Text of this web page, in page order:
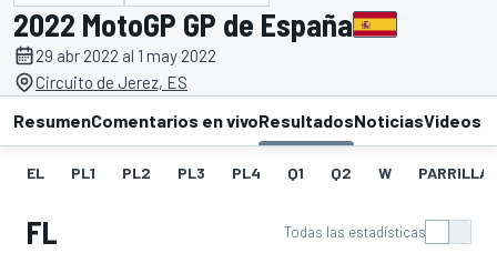
2022 MotoGP GP de España
29 abr 2022 al 1 may 2022
Circuito de Jerez, ES
ResumenComentarios en vivoResultadosNoticiasVideos
EL PL1 PL2 PL3 PL4 Q1 Q2 W PARRILLA
FL Todas las estadísticas